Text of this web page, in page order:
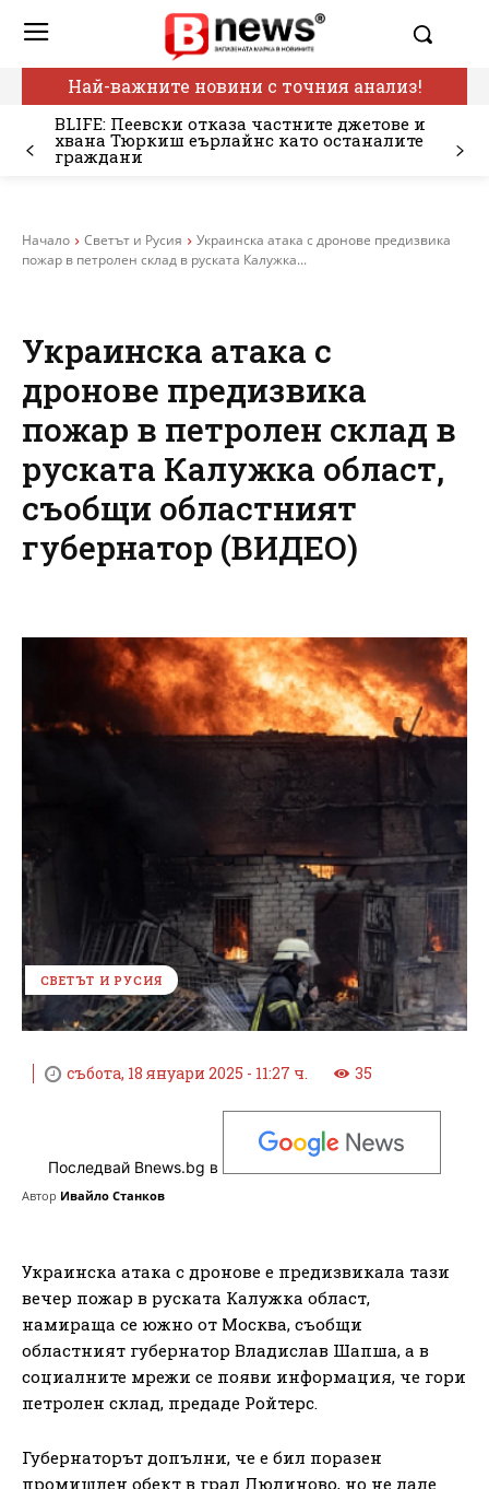
Най-важните новини с точния анализ!
BLIFE: Пеевски отказа частните джетове и
хвана Тюркиш еърлайнс като останалите
граждани
Начало Светът и Русия
Украинска атака с дронове предизвика
пожар в петролен склад в руската Калужка...
Украинска атака с
дронове предизвика
пожар в петролен склад в
руската Калужка област,
съобщи областният
губернатор (ВИДЕО)
СВЕТЪТ И РУСИЯ
събота, 18 януари 2025 - 11:27 ч. 35
Последвай Bnews.bg в
Автор Ивайло Станков
Украинска атака с дронове е предизвикала тази
вечер пожар в руската Калужка област,
намираща се южно от Москва, съобщи
областният губернатор Владислав Шапша, а в
социалните мрежи се появи информация, че гори
петролен склад, предаде Ройтерс.
Губернаторът допълни, че е бил поразен
промишлен обект в град Людиново, но не даде